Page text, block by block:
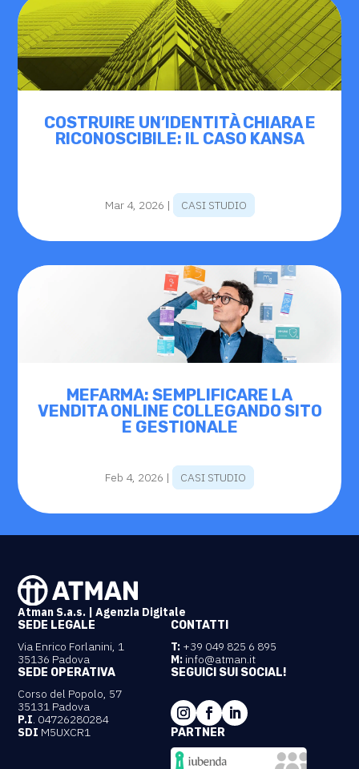
COSTRUIRE UN’IDENTITÀ CHIARA E
RICONOSCIBILE: IL CASO KANSA
Mar 4, 2026 | CASI STUDIO
MEFARMA: SEMPLIFICARE LA
VENDITA ONLINE COLLEGANDO SITO
E GESTIONALE
Feb 4, 2026 | CASI STUDIO
Atman S.a.s. | Agenzia Digitale
SEDE LEGALE
Via Enrico Forlanini, 1
35136 Padova
SEDE OPERATIVA
Corso del Popolo, 57
35131 Padova
P.I. 04726280284
SDI M5UXCR1
CONTATTI
T: +39 049 825 6 895
M: info@atman.it
SEGUICI SUI SOCIAL!
PARTNER